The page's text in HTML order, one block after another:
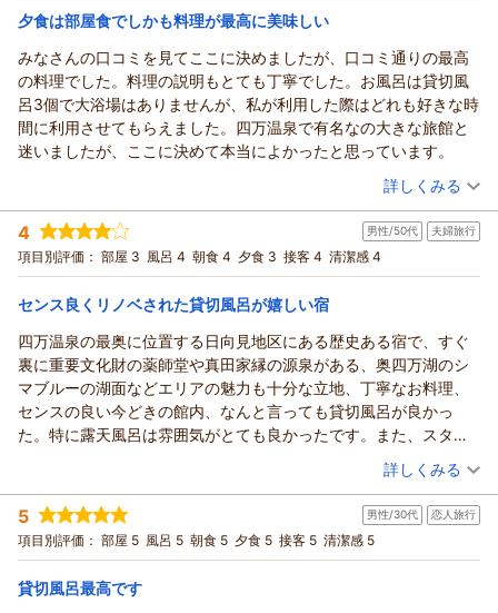
宿泊価格帯： 26,001～27,000円(大人一人あたり/税込)
四万温泉 ひなたみ館からの返信
この度はひなたみ館にご宿泊いただきまして誠にありがとうご
ざいました。
また、ご感想を投稿していただき、重ねて御礼申し上げます。
まだまだ至らぬ点があろうかと存じますが、のんびりリラック
スしたお時間をお過ごしいただけるよう試行錯誤してまいりま
すので変わらぬご愛顧を心よりお願い申し上げます。
いの様のまたのお越しをスタッフ一同お待ちしております。
この度は誠にありがとうございました。
（返信日：2026/07/19）
夕食は部屋食でしかも料理が最高に美味しい
みなさんの口コミを見てここに決めましたが、口コミ通りの最高
の料理でした。料理の説明もとても丁寧でした。お風呂は貸切風
呂3個で大浴場はありませんが、私が利用した際はどれも好きな時
間に利用させてもらえました。四万温泉で有名なの大きな旅館と
迷いましたが、ここに決めて本当によかったと思っています。
（投稿日：2026/06/19）
宿泊時期： 2026年06月宿泊 (夫婦旅行)
投稿者： 野村さん(男性/50代)
宿泊プラン： 【じゃらんスペシャルウィーク】【人気NO1】１２時チェック
アウト・夕食＆朝食付き・3種の貸切風呂
和室 朝・夕
宿泊価格帯： 26,001～27,000円(大人一人あたり/税込)
四万温泉 ひなたみ館からの返信
この度はひなたみ館をご利用頂きましてありがとうございまし
た。
ご投稿頂いただきました内容を拝見し、スタッフ一同大変嬉し
く思っております。
これからもお客様にご満足頂けるよう努力してまいりますの
で、また季節を変えてぜひお越し下さいませ。
野村様のお越しを心よりお待ちしております。
この度は誠にありがとうございました。
（返信日：2026/06/24）
詳しくみる
4 男性/50代 夫婦旅行
項目別評価： 部屋 3 風呂 4 朝食 4 夕食 3 接客 4 清潔感 4
センス良くリノベされた貸切風呂が嬉しい宿
四万温泉の最奥に位置する日向見地区にある歴史ある宿で、すぐ
裏に重要文化財の薬師堂や真田家縁の源泉がある、奥四万湖のシ
マブルーの湖面などエリアの魅力も十分な立地、丁寧なお料理、
センスの良い今どきの館内、なんと言っても貸切風呂が良かっ
た。特に露天風呂は雰囲気がとても良かったです。また、スタッ
フの皆さんが、これまたとても親切に対応してくれました。再訪
（投稿日：2026/06/07）
宿泊時期： 2026年06月宿泊 (夫婦旅行)
投稿者： KKRCさん
宿泊プラン： 当館人気NO1【昼までゆったりプラン】１２時チェックアウ
ト・夕食＆朝食付き・3種の貸切風呂
和室 朝・夕
宿泊価格帯： 28,001～29,000円(大人一人あたり/税込)
詳しくみる
5 男性/30代 恋人旅行
項目別評価： 部屋 5 風呂 5 朝食 5 夕食 5 接客 5 清潔感 5
貸切風呂最高です